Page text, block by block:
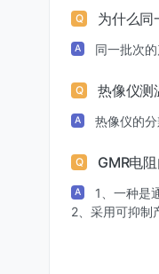
Q 为什么同
A 同一批次
Q 热像仪测
A 热像仪的
Q GMR电
A
1、一种是
2、采用可抑制